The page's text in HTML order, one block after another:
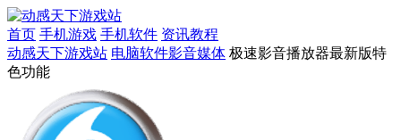
首页 手机游戏 手机软件 资讯教程
动感天下游戏站 电脑软件影音媒体 极速影音播放器最新版特
色功能